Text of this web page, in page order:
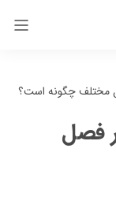
مختلف چگونه است؟
فصل